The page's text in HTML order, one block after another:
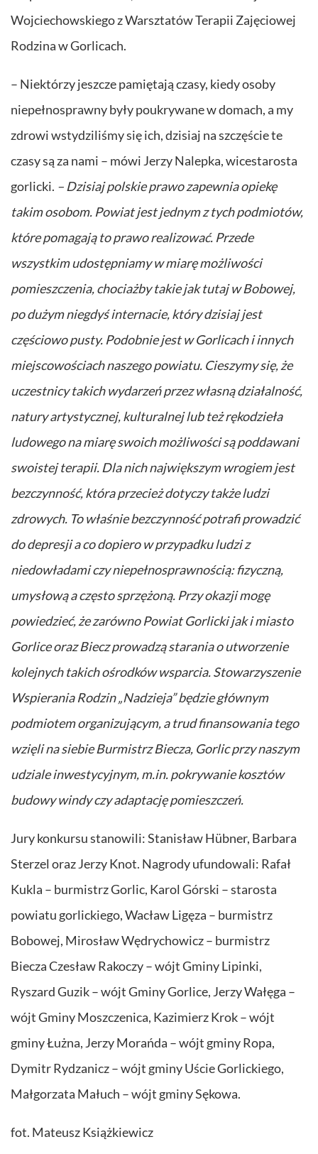
Wojciechowskiego z Warsztatów Terapii Zajęciowej
Rodzina w Gorlicach.
– Niektórzy jeszcze pamiętają czasy, kiedy osoby
niepełnosprawny były poukrywane w domach, a my
zdrowi wstydziliśmy się ich, dzisiaj na szczęście te
czasy są za nami – mówi Jerzy Nalepka, wicestarosta
gorlicki. – Dzisiaj polskie prawo zapewnia opiekę
takim osobom. Powiat jest jednym z tych podmiotów,
które pomagają to prawo realizować. Przede
wszystkim udostępniamy w miarę możliwości
pomieszczenia, chociażby takie jak tutaj w Bobowej,
po dużym niegdyś internacie, który dzisiaj jest
częściowo pusty. Podobnie jest w Gorlicach i innych
miejscowościach naszego powiatu. Cieszymy się, że
uczestnicy takich wydarzeń przez własną działalność,
natury artystycznej, kulturalnej lub też rękodzieła
ludowego na miarę swoich możliwości są poddawani
swoistej terapii. Dla nich największym wrogiem jest
bezczynność, która przecież dotyczy także ludzi
zdrowych. To właśnie bezczynność potrafi prowadzić
do depresji a co dopiero w przypadku ludzi z
niedowładami czy niepełnosprawnością: fizyczną,
umysłową a często sprzężoną. Przy okazji mogę
powiedzieć, że zarówno Powiat Gorlicki jak i miasto
Gorlice oraz Biecz prowadzą starania o utworzenie
kolejnych takich ośrodków wsparcia. Stowarzyszenie
Wspierania Rodzin „Nadzieja” będzie głównym
podmiotem organizującym, a trud finansowania tego
wzięli na siebie Burmistrz Biecza, Gorlic przy naszym
udziale inwestycyjnym, m.in. pokrywanie kosztów
budowy windy czy adaptację pomieszczeń.
Jury konkursu stanowili: Stanisław Hübner, Barbara
Sterzel oraz Jerzy Knot. Nagrody ufundowali: Rafał
Kukla – burmistrz Gorlic, Karol Górski – starosta
powiatu gorlickiego, Wacław Ligęza – burmistrz
Bobowej, Mirosław Wędrychowicz – burmistrz
Biecza Czesław Rakoczy – wójt Gminy Lipinki,
Ryszard Guzik – wójt Gminy Gorlice, Jerzy Wałęga –
wójt Gminy Moszczenica, Kazimierz Krok – wójt
gminy Łużna, Jerzy Morańda – wójt gminy Ropa,
Dymitr Rydzanicz – wójt gminy Uście Gorlickiego,
Małgorzata Małuch – wójt gminy Sękowa.
fot. Mateusz Książkiewicz